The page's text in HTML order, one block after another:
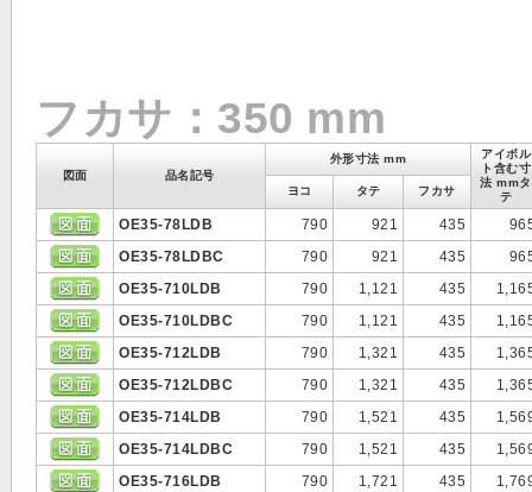
フカサ：350 mm
図面 品名記号
外形寸法 mm
アイボル
ト含む寸
法 mmタ
テ
ヨコ タテ フカサ
OE35-78LDB 790 921 435
OE35-78LDBC
790 921 435
OE35-710LDB
790 1,121 435
OE35-710LDBC
790 1,121 435
OE35-712LDB
790 1,321 435
OE35-712LDBC
790 1,321 435
OE35-714LDB
790 1,521 435
OE35-714LDBC
790 1,521 435
OE35-716LDB
790 1,721 435